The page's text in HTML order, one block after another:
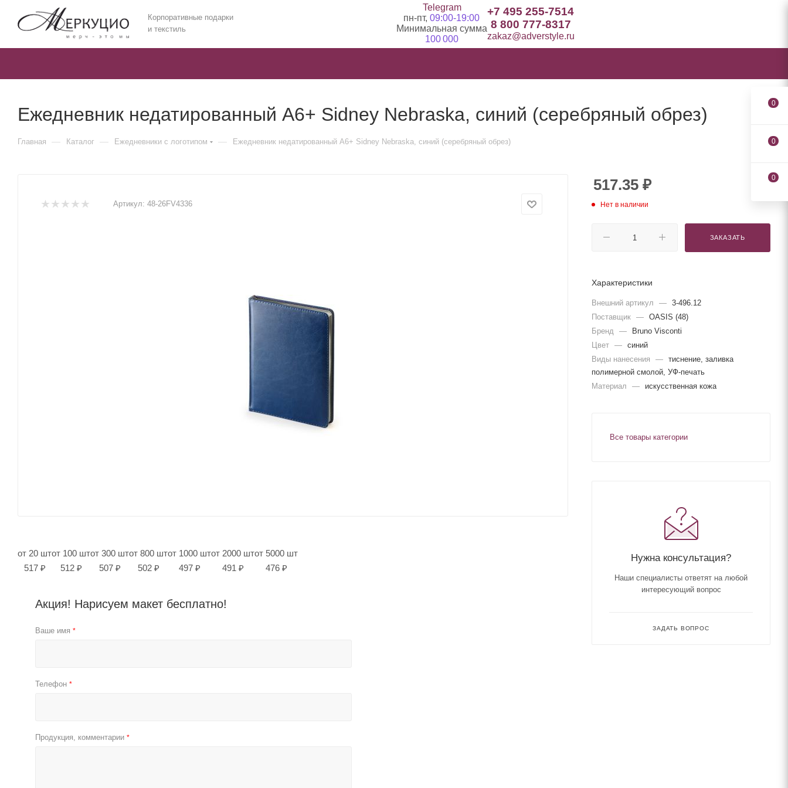
Корпоративные подарки
и текстиль
Telegram
пн-пт, 09:00-19:00
Минимальная сумма
100 000
+7 495 255-7514
8 800 777-8317
zakaz@adverstyle.ru
Ежедневник недатированный А6+ Sidney Nebraska, синий (серебряный обрез)
Главная — Каталог — Ежедневники c логотипом — Ежедневник недатированный А6+ Sidney Nebraska, синий (серебряный обрез)
Артикул: 48-26FV4336
от 20 шт
517 ₽
от 100 шт
512 ₽
от 300 шт
507 ₽
от 800 шт
502 ₽
от 1000 шт
497 ₽
от 2000 шт
491 ₽
от 5000 шт
476 ₽
Акция! Нарисуем макет бесплатно!
Ваше имя *
Телефон *
Продукция, комментарии *
517.35 ₽
Нет в наличии
ЗАКАЗАТЬ
Характеристики
Внешний артикул — 3-496.12
Поставщик — OASIS (48)
Бренд
—
Bruno Visconti
Цвет — синий
Виды нанесения
— тиснение, заливка
полимерной смолой, УФ-печать
Материал
— искусственная кожа
Все товары категории
Нужна консультация?
Наши специалисты ответят на любой
интересующий вопрос
ЗАДАТЬ ВОПРОС
0
0
0